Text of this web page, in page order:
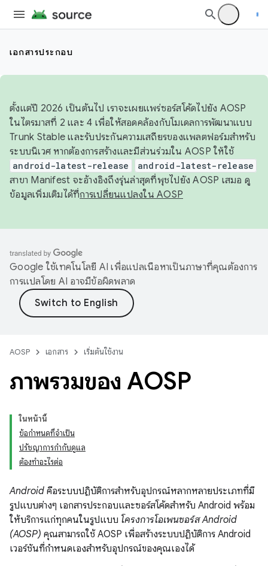
เอกสารประกอบ
ตั้งแต่ปี 2026 เป็นต้นไป เราจะเผยแพร่ซอร์สโค้ดไปยัง AOSP
ในไตรมาสที่ 2 และ 4 เพื่อให้สอดคล้องกับโมเดลการพัฒนาแบบ
Trunk Stable และรับประกันความเสถียรของแพลตฟอร์มสำหรับ
ระบบนิเวศ หากต้องการสร้างและมีส่วนร่วมใน AOSP ให้ใช้
android-latest-release android-latest-release
สาขา Manifest จะอ้างอิงถึงรุ่นล่าสุดที่พุชไปยัง AOSP เสมอ ดู
ข้อมูลเพิ่มเติมได้ที่การเปลี่ยนแปลงใน AOSP
Google ใช้เทคโนโลยี AI เพื่อแปลเนื้อหาเป็นภาษาที่คุณต้องการ
การแปลโดย AI อาจมีข้อผิดพลาด
AOSP เอกสาร เริ่มต้นใช้งาน
ภาพรวมของ AOSP
ในหน้านี้
ข้อกำหนดที่จำเป็น
ปรัชญาการกำกับดูแล
ต้องทำอะไรต่อ
Android คือระบบปฏิบัติการสำหรับอุปกรณ์หลากหลายประเภทที่มี
รูปแบบต่างๆ เอกสารประกอบและซอร์สโค้ดสำหรับ Android พร้อม
ให้บริการแก่ทุกคนในรูปแบบ โครงการโอเพนซอร์ส Android
(AOSP) คุณสามารถใช้ AOSP เพื่อสร้างระบบปฏิบัติการ Android
เวอร์ชันที่กำหนดเองสำหรับอุปกรณ์ของคุณเองได้